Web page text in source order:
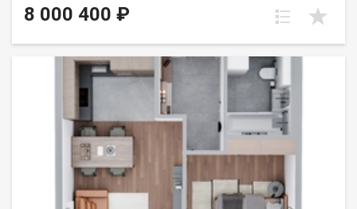
человека или семьи из двух человек. Вид во двор (южные
окна). Группа строительных компаний «Восток Центр Иркутск»
8 000 400 ₽